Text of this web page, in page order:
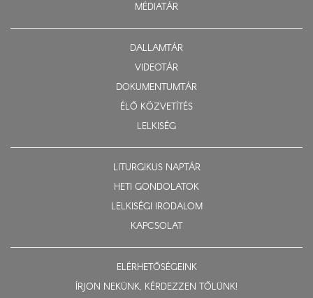
MÉDIATÁR
DALLAMTÁR
VIDEOTÁR
DOKUMENTUMTÁR
ÉLŐ KÖZVETÍTÉS
LELKISÉG
LITURGIKUS NAPTÁR
HETI GONDOLATOK
LELKISÉGI IRODALOM
KAPCSOLAT
ELÉRHETŐSÉGEINK
ÍRJON NEKÜNK, KÉRDEZZEN TŐLÜNK!